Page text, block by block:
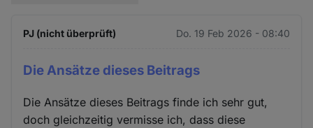
PJ (nicht überprüft) Do. 19 Feb 2026 - 08:40
Die Ansätze dieses Beitrags
Die Ansätze dieses Beitrags finde ich sehr gut,
doch gleichzeitig vermisse ich, dass diese